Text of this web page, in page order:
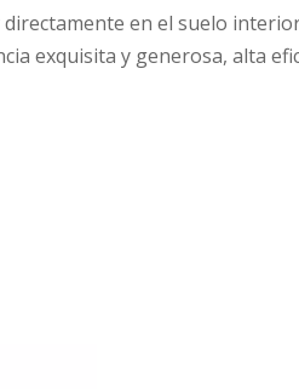
en el suelo
exquisita y generosa, alta